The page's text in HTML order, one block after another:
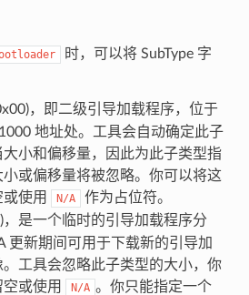
时，可以将 SubType 字
，即二级引导加载程序，位于
地址处。工具会自动确定此子
大小和偏移量，因此为此子类型指
小或偏移量将被忽略。你可以将这
使用
N/A 作为占位符。
，是一个临时的引导加载程序分
更新期间可用于下载新的引导加
工具会忽略此子类型的大小，你
或使用
N/A 。你只能指定一个